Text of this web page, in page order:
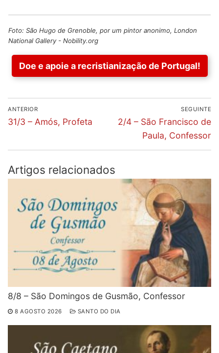
Foto: São Hugo de Grenoble, por um pintor anonimo, London
National Gallery - Nobility.org
Doe e apoie a recristianização de Portugal!
Navegação
de
ANTERIOR
Previous
31/3 – Amós, Profeta
SEGUINTE
Next
2/4 – São Francisco de
Paula, Confessor
Artigos relacionados
8/8 – São Domingos de Gusmão, Confessor
8 AGOSTO 2026 SANTO DO DIA